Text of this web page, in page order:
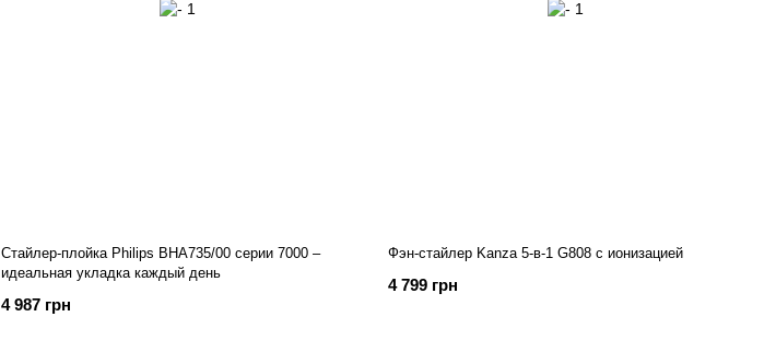
Стайлер-плойка Philips BHA735/00 серии 7000 –
идеальная укладка каждый день
4 987 грн
Фэн-стайлер Kanza 5-в-1 G808 с ионизацией
4 799 грн